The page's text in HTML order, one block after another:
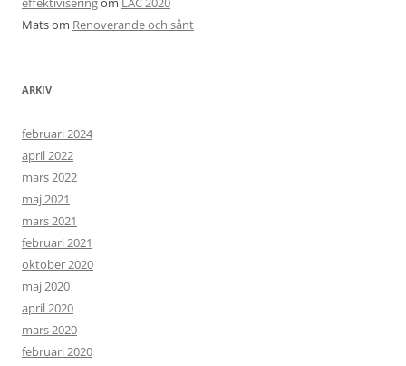
Matsom Renoverande och sånt
ARKIV
februari 2024
april 2022
mars 2022
maj 2021
mars 2021
februari 2021
oktober 2020
maj 2020
april 2020
mars 2020
februari 2020